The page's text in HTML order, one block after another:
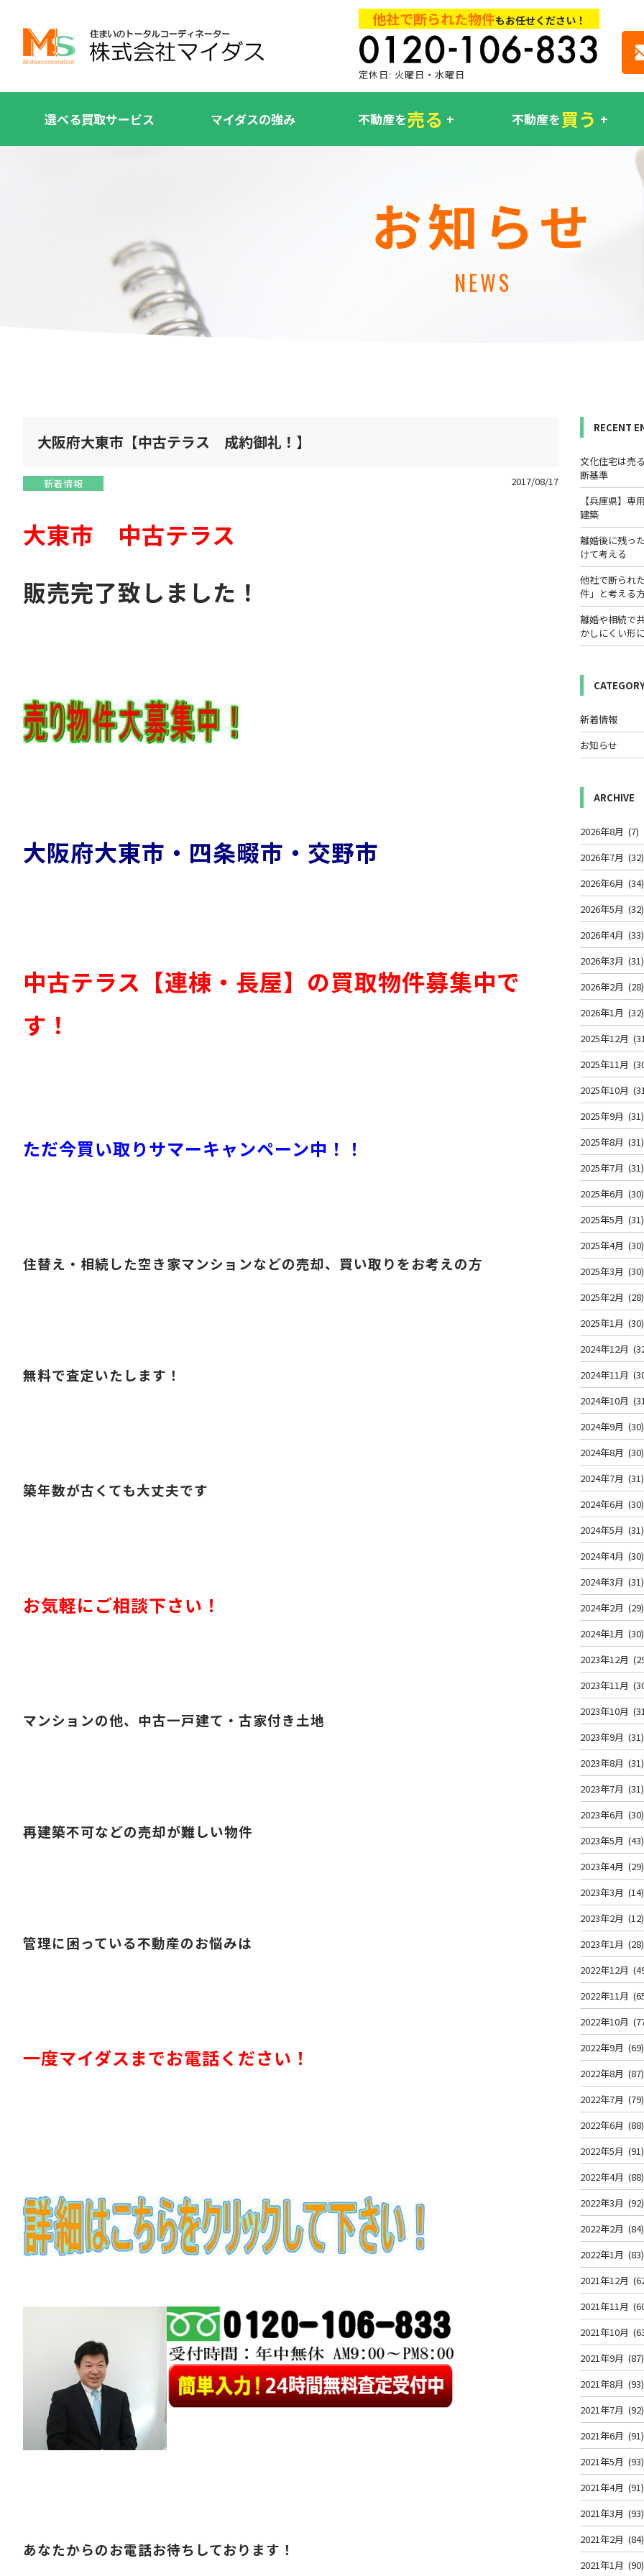
他社で断られた物件もお任せください！
定休日: 火曜日・水曜日
選べる買取サービス マイダスの強み 不動産を売る 不動産を買う
お知らせ
NEWS
大阪府大東市【中古テラス 成約御礼！】
新着情報 2017/08/17
大東市 中古テラス
販売完了致しました！
大阪府大東市・四条畷市・交野市
中古テラス【連棟・長屋】の買取物件募集中で
す！
ただ今買い取りサマーキャンペーン中！！
住替え・相続した空き家マンションなどの売却、買い取りをお考えの方
無料で査定いたします！
築年数が古くても大丈夫です
お気軽にご相談下さい！
マンションの他、中古一戸建て・古家付き土地
再建築不可などの売却が難しい物件
管理に困っている不動産のお悩みは
一度マイダスまでお電話ください！
あなたからのお電話お待ちしております！
RECENT
文化住宅は売
断基準
【兵庫県】
建築
離婚後に残っ
けて考える
他社で断られ
件」と考える
離婚や相続で
かしにくい形
新着情報
お知らせ
ARCHIVE
2026年8月 (7)
2026年7月 (32)
2026年6月 (34)
2026年5月 (32)
2026年4月 (33)
2026年3月 (31)
2026年2月 (28)
2026年1月 (32)
2025年12月
2025年11月
2025年10月
2025年9月 (31)
2025年8月 (31)
2025年7月 (31)
2025年6月 (30)
2025年5月 (31)
2025年4月 (30)
2025年3月 (30)
2025年2月 (28)
2025年1月 (30)
2024年12月
2024年11月
2024年10月
2024年9月 (30)
2024年8月 (30)
2024年7月 (31)
2024年6月 (30)
2024年5月 (31)
2024年4月 (30)
2024年3月 (31)
2024年2月 (29)
2024年1月 (30)
2023年12月
2023年11月
2023年10月
2023年9月 (31)
2023年8月 (31)
2023年7月 (31)
2023年6月 (30)
2023年5月 (43)
2023年4月 (29)
2023年3月 (14)
2023年2月 (12)
2023年1月 (28)
2022年12月
2022年11月
2022年10月
2022年9月 (69)
2022年8月 (87)
2022年7月 (79)
2022年6月 (88)
2022年5月 (91)
2022年4月 (88)
2022年3月 (92)
2022年2月 (84)
2022年1月 (83)
2021年12月
2021年11月
2021年10月
2021年9月 (87)
2021年8月 (93)
2021年7月 (92)
2021年6月 (91)
2021年5月 (93)
2021年4月 (91)
2021年3月 (93)
2021年2月 (84)
2021年1月 (90)